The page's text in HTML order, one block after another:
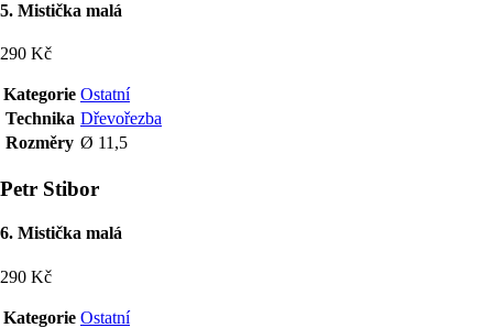
5. Mistička malá
290 Kč
Kategorie Ostatní
Technika Dřevořezba
Rozměry Ø 11,5
Petr Stibor
6. Mistička malá
290 Kč
Kategorie Ostatní